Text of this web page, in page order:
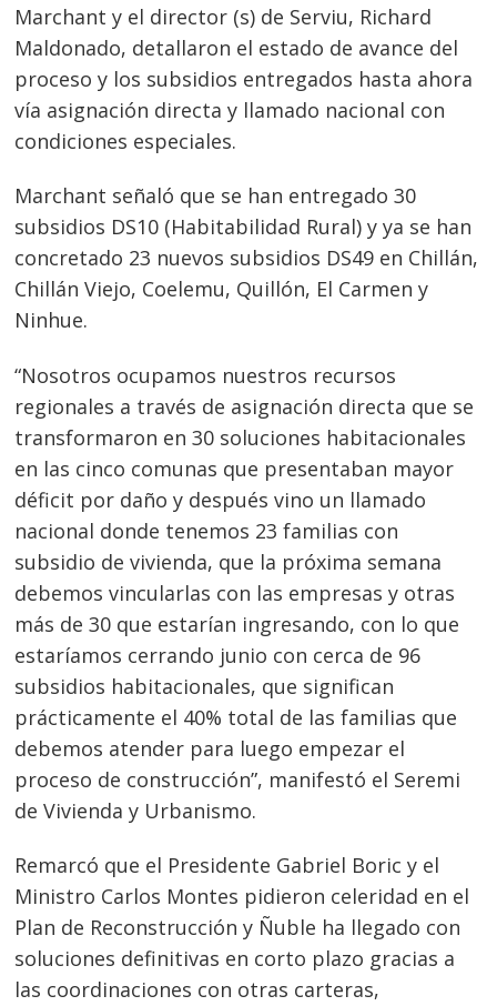
Marchant y el director (s) de Serviu, Richard
Maldonado, detallaron el estado de avance del
proceso y los subsidios entregados hasta ahora
vía asignación directa y llamado nacional con
condiciones especiales.
Marchant señaló que se han entregado 30
subsidios DS10 (Habitabilidad Rural) y ya se han
concretado 23 nuevos subsidios DS49 en Chillán,
Chillán Viejo, Coelemu, Quillón, El Carmen y
Ninhue.
“Nosotros ocupamos nuestros recursos
regionales a través de asignación directa que se
transformaron en 30 soluciones habitacionales
en las cinco comunas que presentaban mayor
déficit por daño y después vino un llamado
nacional donde tenemos 23 familias con
subsidio de vivienda, que la próxima semana
debemos vincularlas con las empresas y otras
más de 30 que estarían ingresando, con lo que
estaríamos cerrando junio con cerca de 96
subsidios habitacionales, que significan
prácticamente el 40% total de las familias que
debemos atender para luego empezar el
proceso de construcción”, manifestó el Seremi
de Vivienda y Urbanismo.
Remarcó que el Presidente Gabriel Boric y el
Ministro Carlos Montes pidieron celeridad en el
Plan de Reconstrucción y Ñuble ha llegado con
soluciones definitivas en corto plazo gracias a
las coordinaciones con otras carteras,
Navegación
entradas